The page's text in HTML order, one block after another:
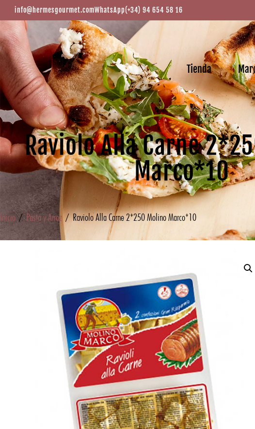
info@hermesgourmet.comWhatsApp(+34) 94 654 58 16
Tienda
Raviolo Alla Carne
Marco*10
Inicio/Pasta y Arroz/ Raviolo Alla Carne 2*250 Molino Marco*10